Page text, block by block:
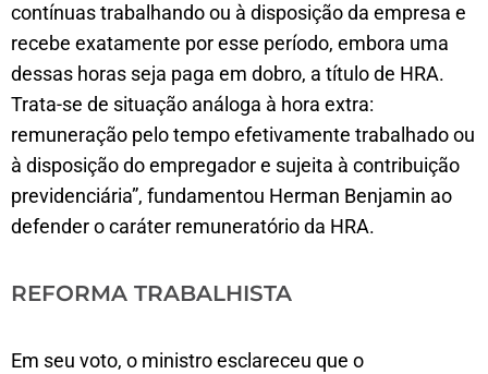
contínuas trabalhando ou à disposição da empresa e
recebe exatamente por esse período, embora uma
dessas horas seja paga em dobro, a título de HRA.
Trata-se de situação análoga à hora extra:
remuneração pelo tempo efetivamente trabalhado ou
à disposição do empregador e sujeita à contribuição
previdenciária”, fundamentou Herman Benjamin ao
defender o caráter remuneratório da HRA.
REFORMA TRAB​​​ALHISTA
Em seu voto, o ministro esclareceu que o